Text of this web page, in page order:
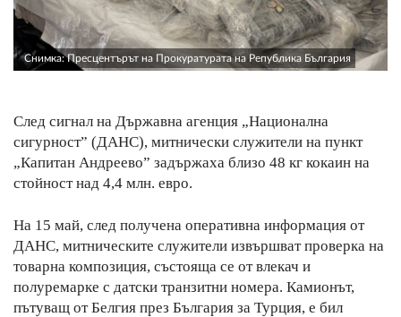
Снимка: Пресцентърът на Прокуратурата на Република България
След сигнал на Държавна агенция „Национална
сигурност” (ДАНС), митнически служители на пункт
„Капитан Андреево” задържаха близо 48 кг кокаин на
стойност над 4,4 млн. евро.
На 15 май, след получена оперативна информация от
ДАНС, митническите служители извършват проверка на
товарна композиция, състояща се от влекач и
полуремарке с датски транзитни номера. Камионът,
пътуващ от Белгия през България за Турция, е бил
ПОЛИТИКА ЗА БИСКВИТКИТЕ
ПОЛИТИКАТА ЗА
02 975 20 35